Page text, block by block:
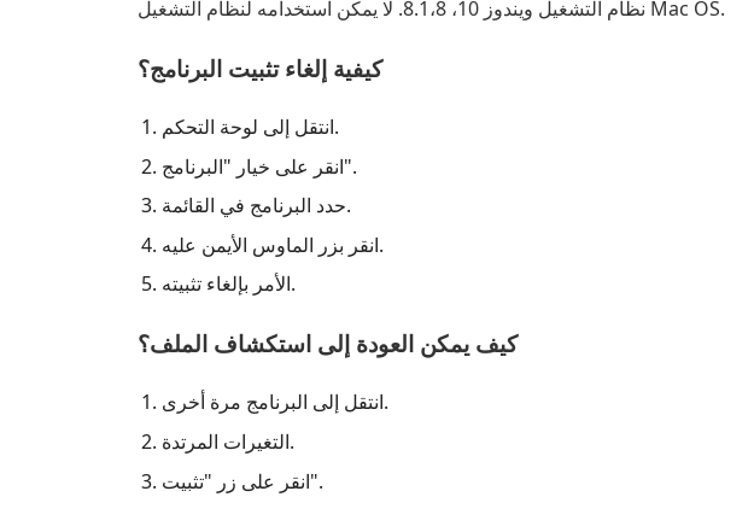
نظام التشغيل ويندوز 10، 8.1،8. لا يمكن استخدامه لنظام التشغيل Mac OS.
كيفية إلغاء تثبيت البرنامج؟
انتقل إلى لوحة التحكم.
انقر على خيار "البرنامج".
حدد البرنامج في القائمة.
انقر بزر الماوس الأيمن عليه.
الأمر بإلغاء تثبيته.
كيف يمكن العودة إلى استكشاف الملف؟
انتقل إلى البرنامج مرة أخرى.
التغيرات المرتدة.
انقر على زر "تثبيت".